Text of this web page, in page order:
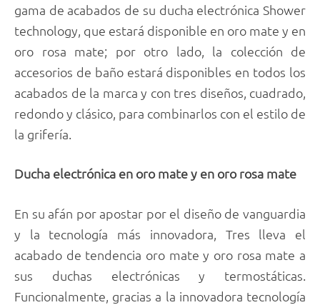
gama de acabados de su ducha electrónica Shower
technology, que estará disponible en oro mate y en
oro rosa mate; por otro lado, la colección de
accesorios de baño estará disponibles en todos los
acabados de la marca y con tres diseños, cuadrado,
redondo y clásico, para combinarlos con el estilo de
la grifería.
Ducha electrónica en oro mate y en oro rosa mate
En su afán por apostar por el diseño de vanguardia
y la tecnología más innovadora, Tres lleva el
acabado de tendencia oro mate y oro rosa mate a
sus duchas electrónicas y termostáticas.
Funcionalmente, gracias a la innovadora tecnología